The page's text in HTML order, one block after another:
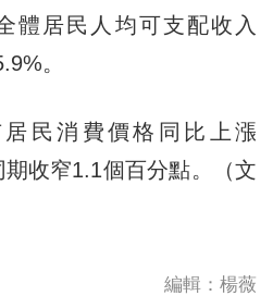
居民人均可支配收入
。
消費價格同比上漲
收窄1.1個百分點。（文
編輯：楊薇